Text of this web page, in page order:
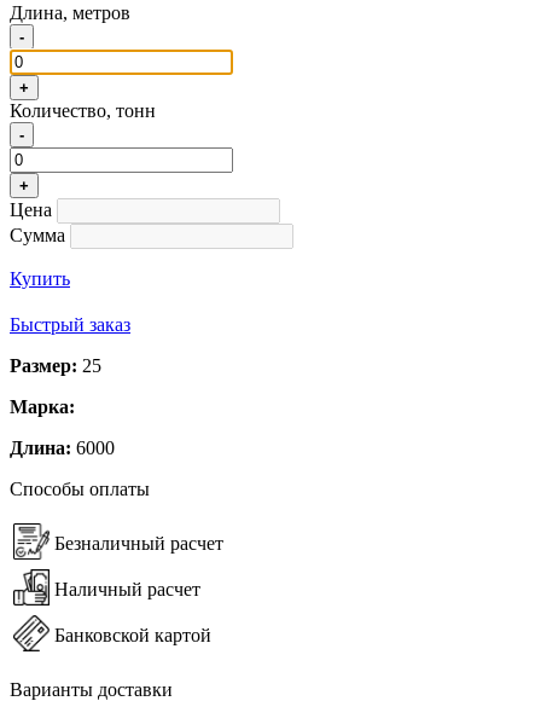
Длина, метров
-
+
Количество, тонн
-
+
Цена
Сумма
Купить
Быстрый заказ
Размер: 25
Марка:
Длина: 6000
Способы оплаты
Безналичный расчет
Наличный расчет
Банковской картой
Варианты доставки